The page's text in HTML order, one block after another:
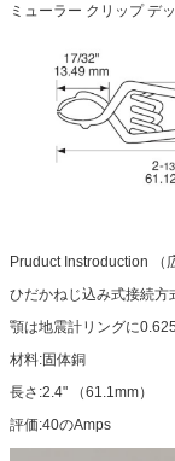
ミューラー クリップ デ
Pruduct Instroduction （
ひだかねじ込み式接続方
顎は地震計リングに
材料:固体銅
長さ:2.4" （61.1mm）
評価:40のAmps